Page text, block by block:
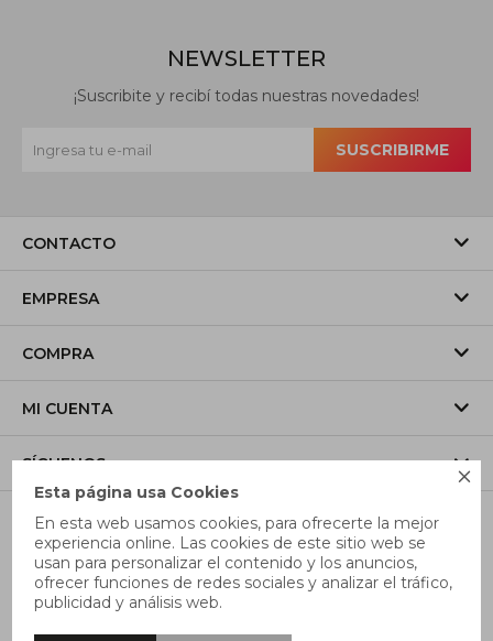

Esta página usa Cookies
En esta web usamos cookies, para ofrecerte la mejor
experiencia online. Las cookies de este sitio web se
usan para personalizar el contenido y los anuncios,
ofrecer funciones de redes sociales y analizar el tráfico,
publicidad y análisis web.
CONTACTO
EMPRESA
COMPRA
MI CUENTA
SÍGUENOS
NEWSLETTER
¡Suscribite y recibí todas nuestras novedades!
SUSCRIBIRME